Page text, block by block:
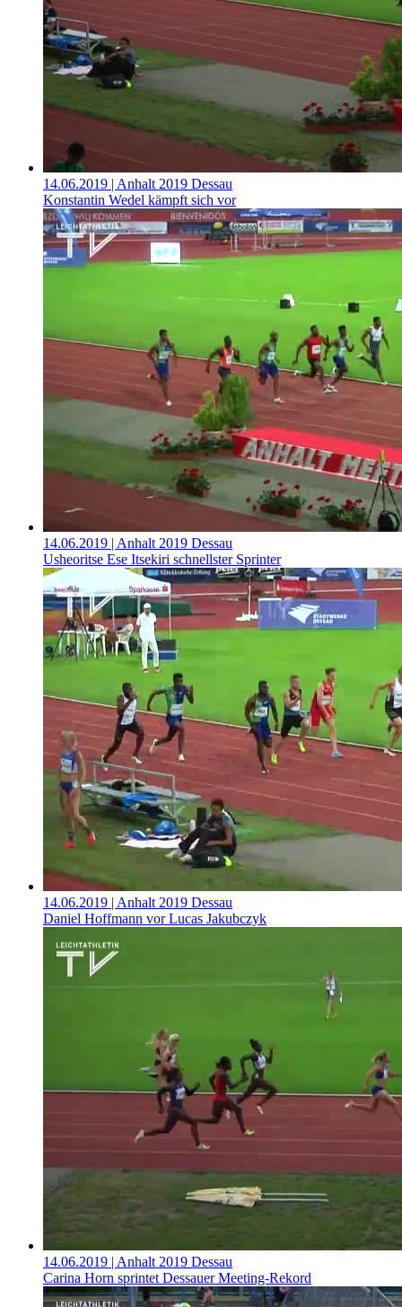
14.06.2019 | Anhalt 2019 Dessau
Konstantin Wedel kämpft sich vor
14.06.2019 | Anhalt 2019 Dessau
Usheoritse Ese Itsekiri schnellster Sprinter
14.06.2019 | Anhalt 2019 Dessau
Daniel Hoffmann vor Lucas Jakubczyk
14.06.2019 | Anhalt 2019 Dessau
Carina Horn sprintet Dessauer Meeting-Rekord